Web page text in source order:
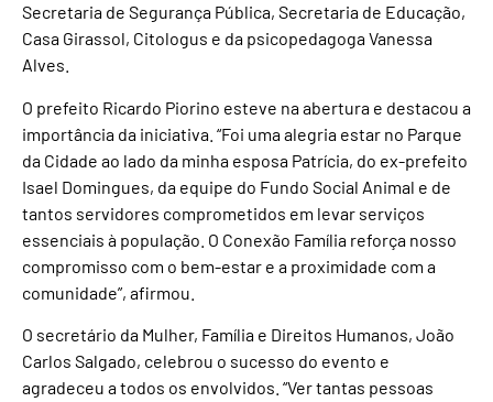
Secretaria de Segurança Pública, Secretaria de Educação,
Casa Girassol, Citologus e da psicopedagoga Vanessa
Alves.
O prefeito Ricardo Piorino esteve na abertura e destacou a
importância da iniciativa. “Foi uma alegria estar no Parque
da Cidade ao lado da minha esposa Patrícia, do ex-prefeito
Isael Domingues, da equipe do Fundo Social Animal e de
tantos servidores comprometidos em levar serviços
essenciais à população. O Conexão Família reforça nosso
compromisso com o bem-estar e a proximidade com a
comunidade”, afirmou.
O secretário da Mulher, Família e Direitos Humanos, João
Carlos Salgado, celebrou o sucesso do evento e
agradeceu a todos os envolvidos. “Ver tantas pessoas